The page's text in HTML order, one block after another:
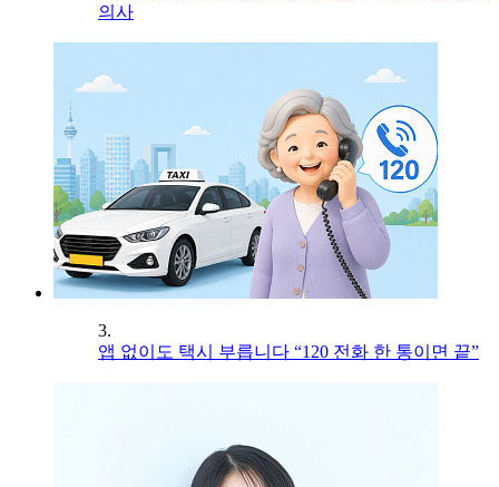
의사
3.
앱 없이도 택시 부릅니다 “120 전화 한 통이면 끝”